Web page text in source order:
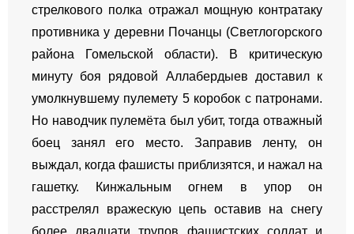
стрелкового полка отражал мощную контратаку
противника у деревни Почанцы (Светлогорского
района Гомельской области). В критическую
минуту боя рядовой Аллабердыев доставил к
умолкнувшему пулемету 5 коробок с патронами.
Но наводчик пулемёта был убит, тогда отважный
боец занял его место. Заправив ленту, он
выждал, когда фашисты приблизятся, и нажал на
гашетку. Кинжальным огнем в упор он
расстрелял вражескую цепь оставив на снегу